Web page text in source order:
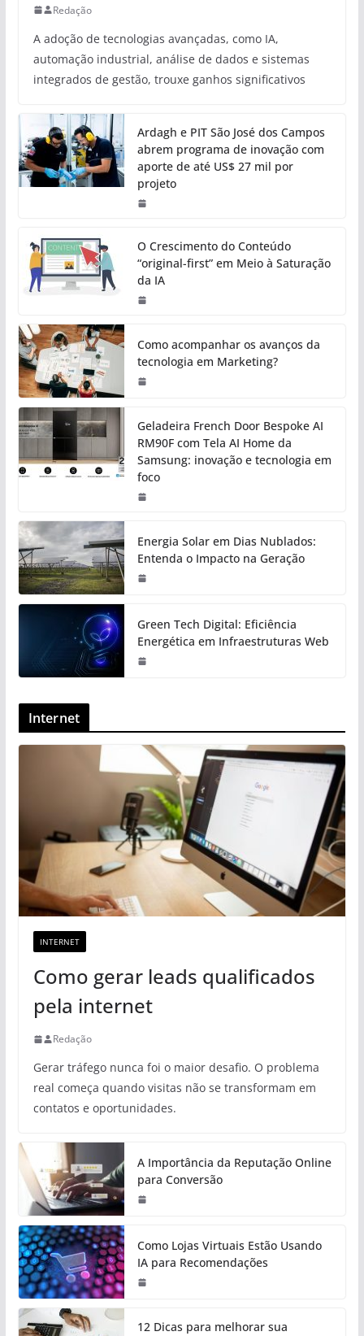
Redação
A adoção de tecnologias avançadas, como IA,
automação industrial, análise de dados e sistemas
integrados de gestão, trouxe ganhos significativos
Ardagh e PIT São José dos Campos
abrem programa de inovação com
aporte de até US$ 27 mil por
projeto
O Crescimento do Conteúdo
“original-first” em Meio à Saturação
da IA
Como acompanhar os avanços da
tecnologia em Marketing?
Geladeira French Door Bespoke AI
RM90F com Tela AI Home da
Samsung: inovação e tecnologia em
foco
Energia Solar em Dias Nublados:
Entenda o Impacto na Geração
Green Tech Digital: Eficiência
Energética em Infraestruturas Web
Internet
INTERNET
Como gerar leads qualificados
pela internet
Redação
Gerar tráfego nunca foi o maior desafio. O problema
real começa quando visitas não se transformam em
contatos e oportunidades.
A Importância da Reputação Online
para Conversão
Como Lojas Virtuais Estão Usando
IA para Recomendações
12 Dicas para melhorar sua